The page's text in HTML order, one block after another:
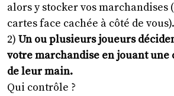
alors y stocker vos marchandises
cartes face cachée à côté de vous).
2) Un ou plusieurs joueurs
votre marchandise en jouant
de leur main.
Qui contrôle ?